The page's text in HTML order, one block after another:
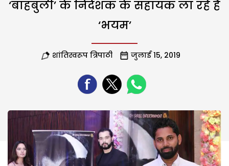
‘बाहबुली’ के निर्देशक के सहायक ला रहे हैं
‘भयम’
शांतिस्वरूप त्रिपाठी जुलाई 15, 2019